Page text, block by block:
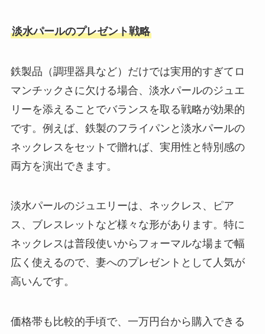
淡水パールのプレゼント戦略
鉄製品（調理器具など）だけでは実用的すぎてロ
マンチックさに欠ける場合、淡水パールのジュエ
リーを添えることでバランスを取る戦略が効果的
です。例えば、鉄製のフライパンと淡水パールの
ネックレスをセットで贈れば、実用性と特別感の
両方を演出できます。
淡水パールのジュエリーは、ネックレス、ピア
ス、ブレスレットなど様々な形があります。特に
ネックレスは普段使いからフォーマルな場まで幅
広く使えるので、妻へのプレゼントとして人気が
高いんです。
価格帯も比較的手頃で、一万円台から購入できる